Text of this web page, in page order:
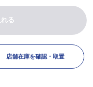
る
店舗在庫を確認・取置